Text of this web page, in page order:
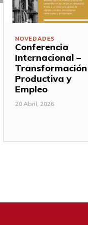
NOVEDADES
Conferencia
Internacional –
Transformación
Productiva y
Empleo
20 Abril, 2026